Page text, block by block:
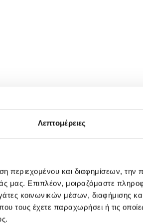
Λεπτομέρειες
περιεχομένου και διαφημίσεων, την
μας. Επιπλέον, μοιραζόμαστε
κοινωνικών μέσων, διαφήμισης
τους έχετε παραχωρήσει ή τις